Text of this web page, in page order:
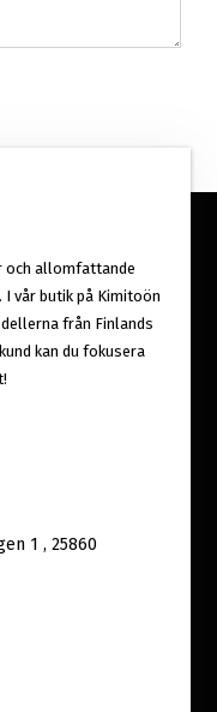
och allomfattande
vår butik på Kimitoön
från Finlands
kan du fokusera
1 , 25860